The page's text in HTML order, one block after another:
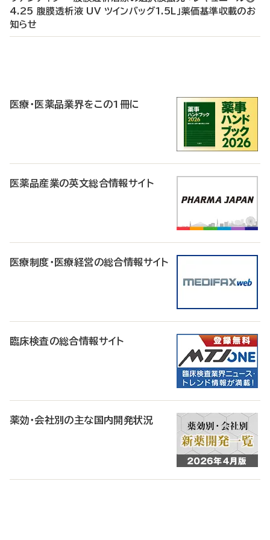
4.25 腹膜透析液 UV ツインバッグ1.5L」薬価基準収載のお
知らせ
医療・医薬品業界をこの1冊に
医薬品産業の英文総合情報サイト
医療制度・医療経営の総合情報サイト
臨床検査の総合情報サイト
薬効・会社別の主な国内開発状況